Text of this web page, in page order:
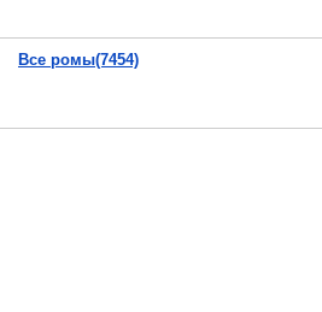
Все ромы(7454)